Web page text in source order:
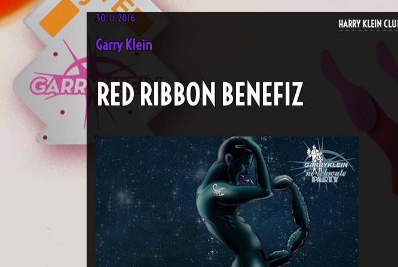
HARRY KLEIN
30.11.2016
Garry Klein
RED RIBBON BENEFIZ